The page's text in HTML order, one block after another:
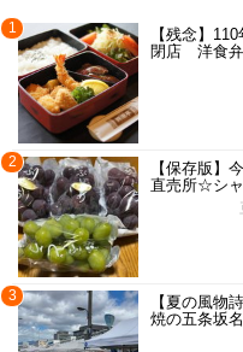
1
【残念】
閉店 洋食弁
2
【保存版】
直売所☆シャ
3
【夏の風物
焼の五条坂